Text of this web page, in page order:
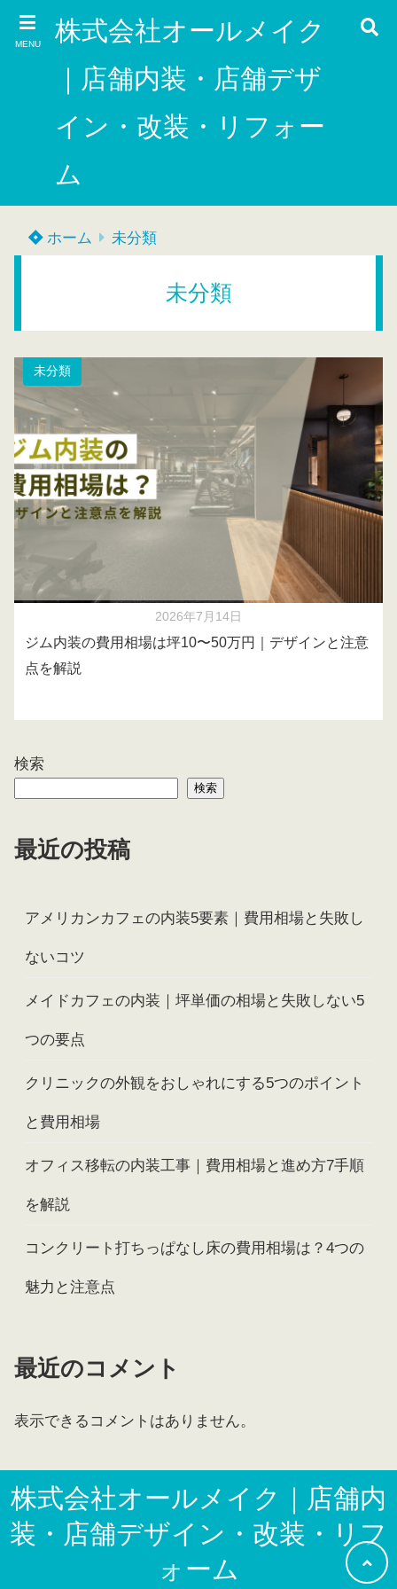
MENU
株式会社オールメイク
｜店舗内装・店舗デザ
イン・改装・リフォー
ム
ホーム 未分類
未分類
未分類
2026年7月14日
ジム内装の費用相場は坪10〜50万円｜デザインと注意
点を解説
検索
検索
最近の投稿
アメリカンカフェの内装5要素｜費用相場と失敗し
ないコツ
メイドカフェの内装｜坪単価の相場と失敗しない5
つの要点
クリニックの外観をおしゃれにする5つのポイント
と費用相場
オフィス移転の内装工事｜費用相場と進め方7手順
を解説
コンクリート打ちっぱなし床の費用相場は？4つの
魅力と注意点
最近のコメント
表示できるコメントはありません。
株式会社オールメイク｜店舗内
装・店舗デザイン・改装・リフ
ォーム